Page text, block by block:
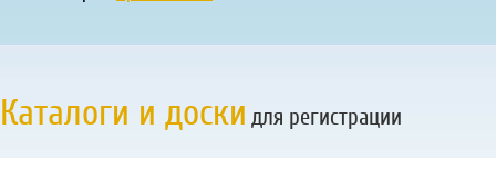
Каталоги и доски для регистрации